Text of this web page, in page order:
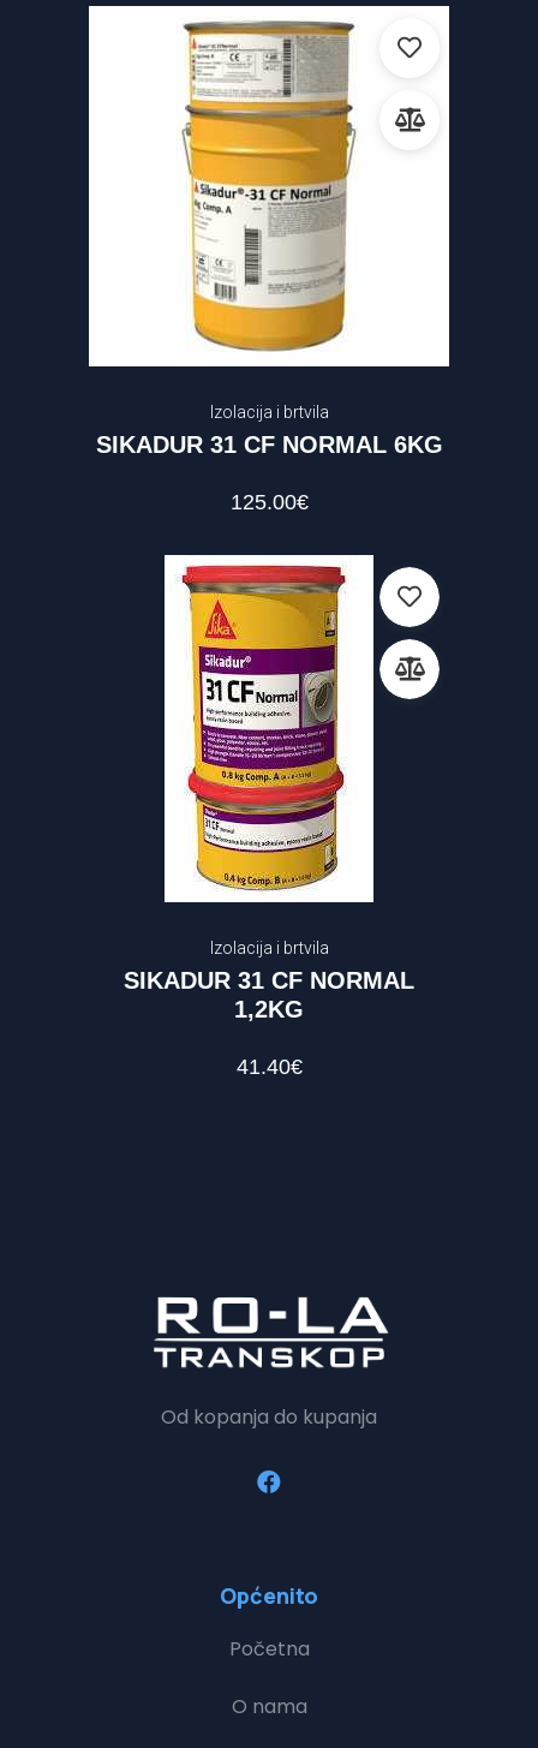
Izolacija i brtvila
SIKADUR 31 CF NORMAL 6KG
125.00€
Izolacija i brtvila
SIKADUR 31 CF NORMAL
1,2KG
41.40€
Od kopanja do kupanja
Općenito
Početna
O nama